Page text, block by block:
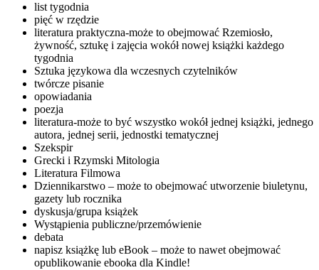
list tygodnia
pięć w rzędzie
literatura praktyczna-może to obejmować Rzemiosło,
żywność, sztukę i zajęcia wokół nowej książki każdego
tygodnia
Sztuka językowa dla wczesnych czytelników
twórcze pisanie
opowiadania
poezja
literatura-może to być wszystko wokół jednej książki, jednego
autora, jednej serii, jednostki tematycznej
Szekspir
Grecki i Rzymski Mitologia
Literatura Filmowa
Dziennikarstwo – może to obejmować utworzenie biuletynu,
gazety lub rocznika
dyskusja/grupa książek
Wystąpienia publiczne/przemówienie
debata
napisz książkę lub eBook – może to nawet obejmować
opublikowanie ebooka dla Kindle!